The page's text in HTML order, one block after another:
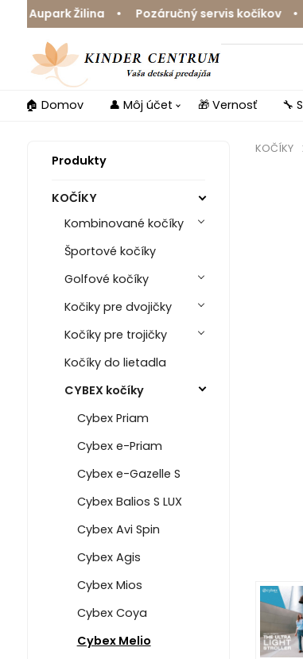
Žilina • Pozáručný servis kočíkov •
🏠 Domov 👤 Môj účet 🎁 Vernosť 🔧
Produkty
KOČÍKY
Kombinované kočíky
Športové kočíky
Golfové kočíky
Kočiky pre dvojičky
Kočíky pre trojičky
Kočíky do lietadla
CYBEX kočíky
Cybex Priam
Cybex e-Priam
Cybex e-Gazelle S
Cybex Balios S LUX
Cybex Avi Spin
Cybex Agis
Cybex Mios
Cybex Coya
Cybex Melio
KOČÍKY